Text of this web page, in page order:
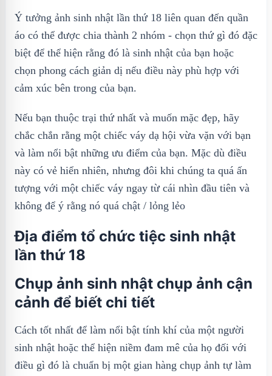
Ý tưởng ảnh sinh nhật lần thứ 18 liên quan đến quần
áo có thể được chia thành 2 nhóm - chọn thứ gì đó đặc
biệt để thể hiện rằng đó là sinh nhật của bạn hoặc
chọn phong cách giản dị nếu điều này phù hợp với
cảm xúc bên trong của bạn.
Nếu bạn thuộc trại thứ nhất và muốn mặc đẹp, hãy
chắc chắn rằng một chiếc váy dạ hội vừa vặn với bạn
và làm nổi bật những ưu điểm của bạn. Mặc dù điều
này có vẻ hiển nhiên, nhưng đôi khi chúng ta quá ấn
tượng với một chiếc váy ngay từ cái nhìn đầu tiên và
không để ý rằng nó quá chật / lỏng lẻo
Địa điểm tổ chức tiệc sinh nhật
lần thứ 18
Chụp ảnh sinh nhật chụp ảnh cận
cảnh để biết chi tiết
Cách tốt nhất để làm nổi bật tính khí của một người
sinh nhật hoặc thể hiện niềm đam mê của họ đối với
điều gì đó là chuẩn bị một gian hàng chụp ảnh tự làm